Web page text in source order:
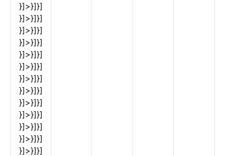
}]>}]}]
}]>}]}]
}]>}]}]
}]>}]}]
}]>}]}]
}]>}]}]
}]>}]}]
}]>}]}]
}]>}]}]
}]>}]}]
}]>}]}]
}]>}]}]
}]>}]}]